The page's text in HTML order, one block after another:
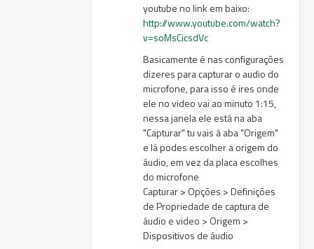
youtube no link em baixo:
http://www.youtube.com/watch?
v=soMsCicsdVc
Basicamente é nas configurações
dizeres para capturar o audio do
microfone, para isso é ires onde
ele no video vai ao minuto 1:15,
nessa janela ele está na aba
"Capturar" tu vais à aba "Origem"
e lá podes escolher a origem do
áudio, em vez da placa escolhes
do microfone
Capturar > Opções > Definições
de Propriedade de captura de
áudio e video > Origem >
Dispositivos de áudio